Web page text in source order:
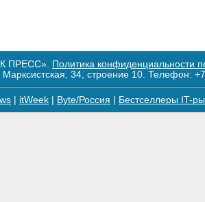
ПРЕСС». Политика конфиденциальности
Марксистская, 34, строение 10. Телефон:
itWeek Byte/Россия Бестселлеры IT-